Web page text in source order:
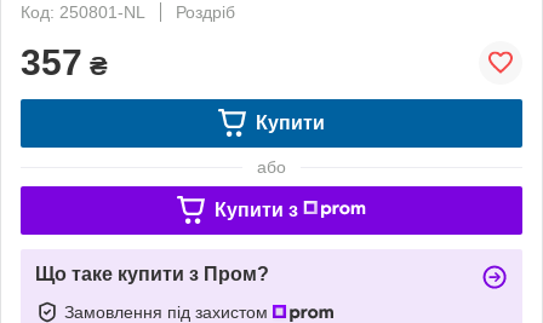
Код: 250801-NL
Роздріб
357 ₴
Купити
або
Купити з
Що таке купити з Пром?
Замовлення під захистом